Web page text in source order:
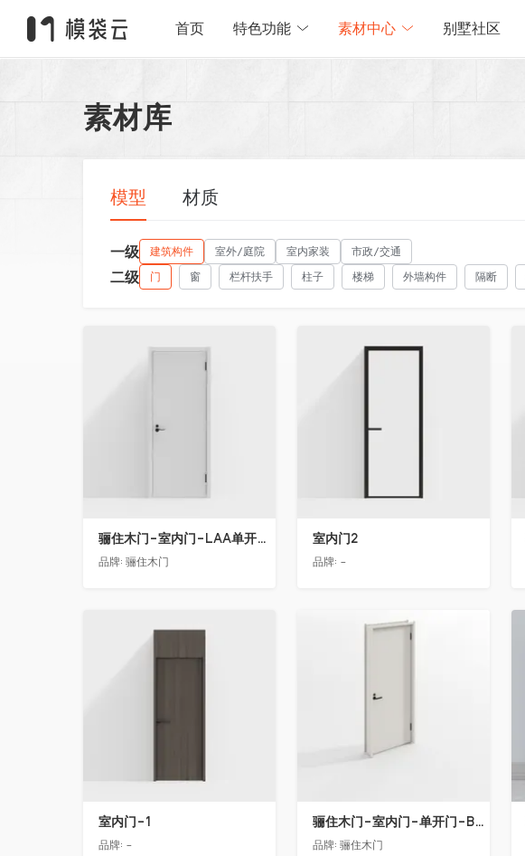
首页 特色功能 素材中心 别墅社区
素材库
模型 材质
一级 建筑构件 室外/庭院 室内家装 市政/交通
二级 门 窗 栏杆扶手 柱子 楼梯 外墙构件 隔断
骊住木门-室内门-LAA单开门-YY漆白色
品牌: 骊住木门
室内门2
品牌: -
室内门-1
品牌: -
骊住木门-室内门-单开门-BFA-EF浅灰色
品牌: 骊住木门